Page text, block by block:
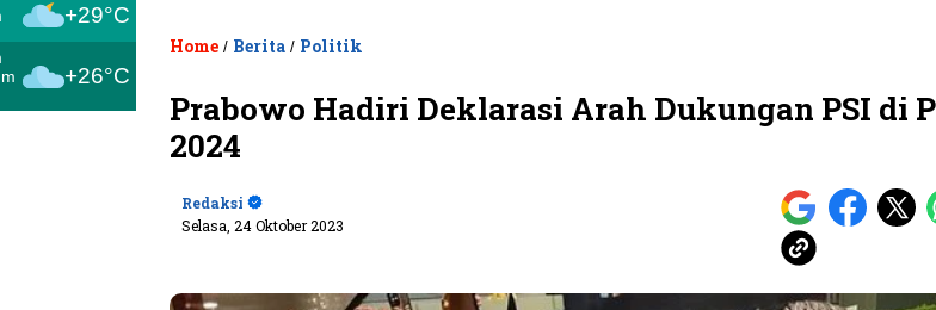
+29°C
+26°C
Home / Berita / Politik
Prabowo Hadiri Deklarasi Arah Dukungan PSI di
2024
Redaksi
Selasa, 24 Oktober 2023